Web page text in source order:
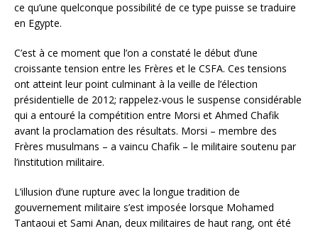
ce qu’une quelconque possibilité de ce type puisse se traduire
en Egypte.
C’est à ce moment que l’on a constaté le début d’une
croissante tension entre les Frères et le CSFA. Ces tensions
ont atteint leur point culminant à la veille de l’élection
présidentielle de 2012; rappelez-vous le suspense considérable
qui a entouré la compétition entre Morsi et Ahmed Chafik
avant la proclamation des résultats. Morsi – membre des
Frères musulmans – a vaincu Chafik – le militaire soutenu par
l’institution militaire.
L’illusion d’une rupture avec la longue tradition de
gouvernement militaire s’est imposée lorsque Mohamed
Tantaoui et Sami Anan, deux militaires de haut rang, ont été